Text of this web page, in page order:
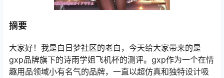
摘要
大家好！我是白日梦社区的老白，今天给大家带来的是
gxp品牌旗下的诗雨学姐飞机杯的测评。gxp作为一个在情
趣用品领域小有名气的品牌，一直以超仿真和独特设计吸